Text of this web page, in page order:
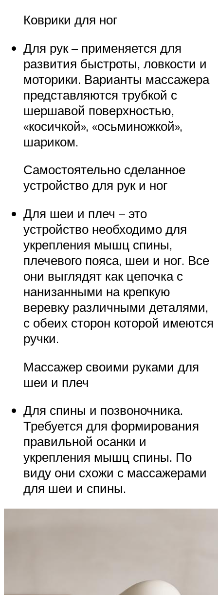
Коврики для ног
Для рук – применяется для
развития быстроты, ловкости и
моторики. Варианты массажера
представляются трубкой с
шершавой поверхностью,
«косичкой», «осьминожкой»,
шариком.
Самостоятельно сделанное
устройство для рук и ног
Для шеи и плеч – это
устройство необходимо для
укрепления мышц спины,
плечевого пояса, шеи и ног. Все
они выглядят как цепочка с
нанизанными на крепкую
веревку различными деталями,
с обеих сторон которой имеются
ручки.
Массажер своими руками для
шеи и плеч
Для спины и позвоночника.
Требуется для формирования
правильной осанки и
укрепления мышц спины. По
виду они схожи с массажерами
для шеи и спины.